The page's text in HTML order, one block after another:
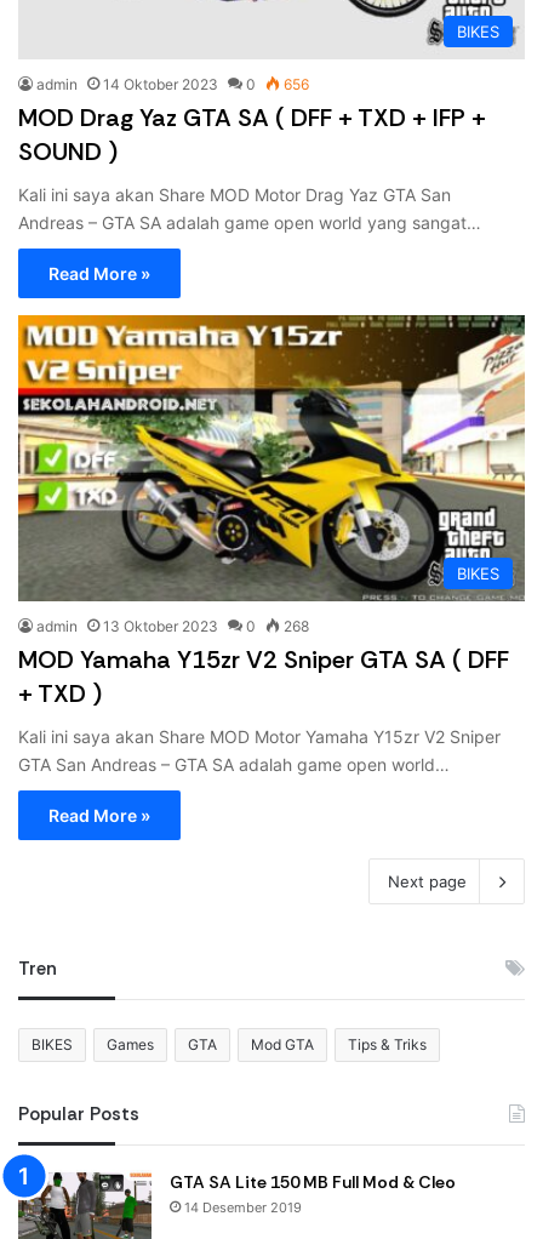
BIKES
admin 14 Oktober 2023 0 656
MOD Drag Yaz GTA SA ( DFF + TXD + IFP +
SOUND )
Kali ini saya akan Share MOD Motor Drag Yaz GTA San
Andreas – GTA SA adalah game open world yang sangat…
Read More »
BIKES
admin 13 Oktober 2023 0 268
MOD Yamaha Y15zr V2 Sniper GTA SA ( DFF
+ TXD )
Kali ini saya akan Share MOD Motor Yamaha Y15zr V2 Sniper
GTA San Andreas – GTA SA adalah game open world…
Read More »
Next page
Tren
BIKES Games GTA Mod GTA Tips & Triks
Popular Posts
GTA SA Lite 150 MB Full Mod & Cleo
14 Desember 2019